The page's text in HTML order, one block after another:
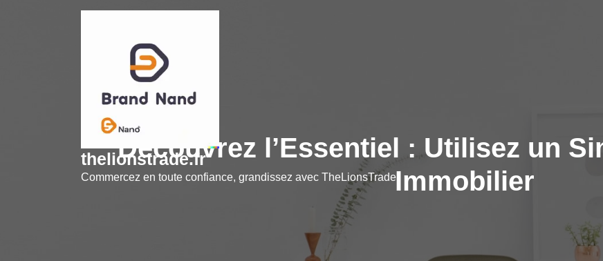
thelionstrade.fr
Commercez en toute confiance, grandissez avec TheLionsTrade
Découvrez l’Essentiel : Utilisez un
Immobilier